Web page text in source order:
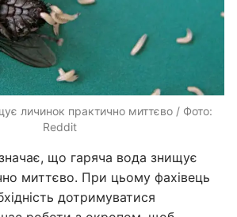
личинок практично миттєво / Фото:
Reddit
що гаряча вода знищує
миттєво. При цьому фахівець
дотримуватися